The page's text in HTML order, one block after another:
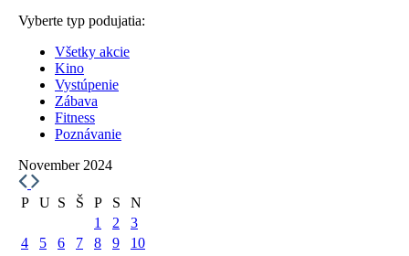
Vyberte typ podujatia:
Všetky akcie
Kino
Vystúpenie
Zábava
Fitness
Poznávanie
November 2024
P U S Š P S
N
1
2
3
4
5 6 7 8 9
10